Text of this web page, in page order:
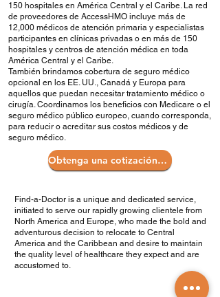
150 hospitales en América Central y el Caribe. La red
de proveedores de AccessHMO incluye más de
12,000 médicos de atención primaria y especialistas
participantes en clínicas privadas o en más de 150
hospitales y centros de atención médica en toda
América Central y el Caribe.
También brindamos cobertura de seguro médico
opcional en los EE. UU., Canadá y Europa para
aquellos que puedan necesitar tratamiento médico o
cirugía. Coordinamos los beneficios con Medicare o el
seguro médico público europeo, cuando corresponda,
para reducir o acreditar sus costos médicos y de
seguro médico.
Obtenga una cotización gratis
Find-a-Doctor is a unique and dedicated service,
initiated to serve our rapidly growing clientele from
North America and Europe, who made the bold and
adventurous decision to relocate to Central
America and the Caribbean and desire to maintain
the quality level of healthcare they expect and are
accustomed to.